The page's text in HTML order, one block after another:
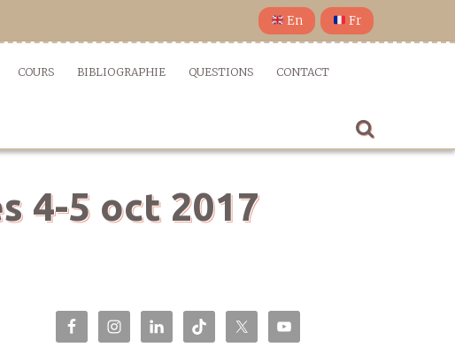
En Fr
COURS BIBLIOGRAPHIE QUESTIONS CONTACT
4-5 oct 2017